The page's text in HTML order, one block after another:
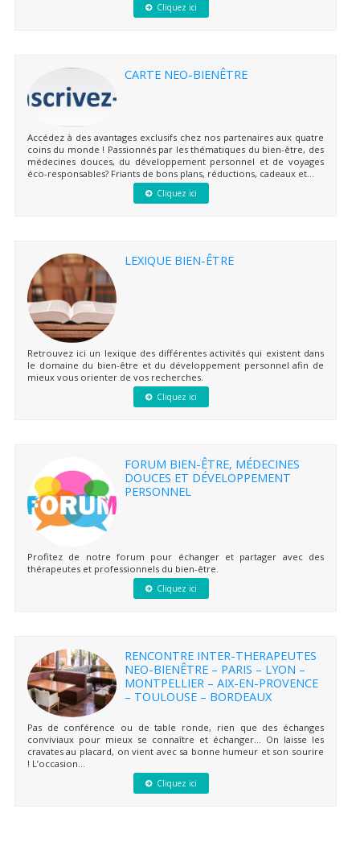
Cliquez ici
CARTE NEO-BIENÊTRE
Accédez à des avantages exclusifs chez nos partenaires aux quatre
coins du monde ! Passionnés par les thématiques du bien-être, des
médecines douces, du développement personnel et de voyages
éco-responsables? Friants de bons plans, réductions, cadeaux et...
Cliquez ici
LEXIQUE BIEN-ÊTRE
Retrouvez ici un lexique des différentes activités qui existent dans
le domaine du bien-être et du développement personnel afin de
mieux vous orienter de vos recherches.
Cliquez ici
FORUM BIEN-ÊTRE, MÉDECINES
DOUCES ET DÉVELOPPEMENT
PERSONNEL
Profitez de notre forum pour échanger et partager avec des
thérapeutes et professionnels du bien-être.
Cliquez ici
RENCONTRE INTER-THERAPEUTES
NEO-BIENÊTRE – PARIS – LYON –
MONTPELLIER – AIX-EN-PROVENCE
– TOULOUSE – BORDEAUX
Pas de conférence ou de table ronde, rien que des échanges
conviviaux pour mieux se connaître et échanger… On laisse les
cravates au placard, on vient avec sa bonne humeur et son sourire
! L’occasion...
Cliquez ici